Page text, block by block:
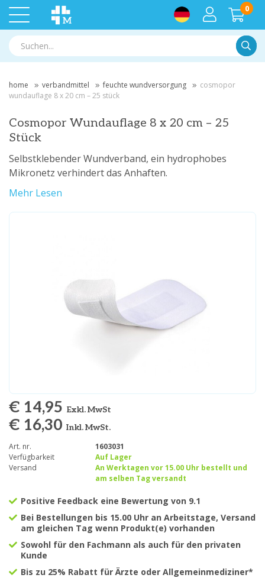
0
home verbandmittel feuchte wundversorgung
cosmopor
wundauflage 8 x 20 cm – 25 stück
Cosmopor Wundauflage 8 x 20 cm – 25
Stück
Selbstklebender Wundverband, ein hydrophobes
Mikronetz verhindert das Anhaften.
Mehr Lesen
€ 14,95 Exkl. MwSt
€ 16,30 Inkl. MwSt.
Art. nr.
1603031
Verfügbarkeit
Auf Lager
Versand
An Werktagen vor 15.00 Uhr bestellt und
am selben Tag versandt
Positive Feedback eine Bewertung von 9.1
Bei Bestellungen bis 15.00 Uhr an Arbeitstage, Versand
am gleichen Tag wenn Produkt(e) vorhanden
Sowohl für den Fachmann als auch für den privaten
Kunde
Bis zu 25% Rabatt für Ärzte oder Allgemeinmediziner*